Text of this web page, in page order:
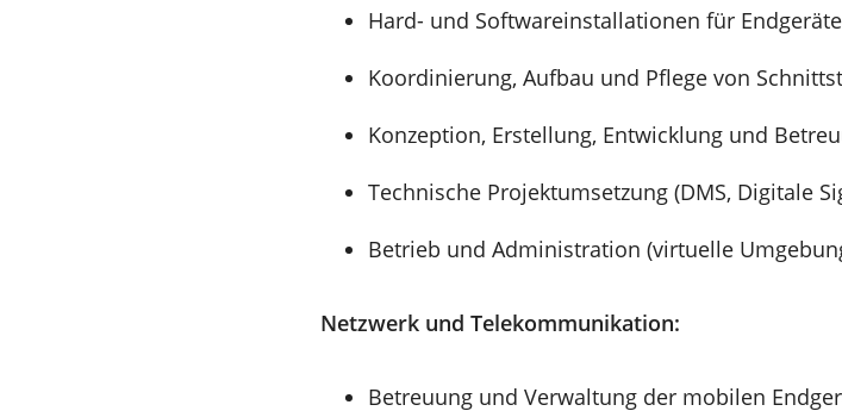
Hard- und Softwareinstallationen für
Koordinierung, Aufbau und Pflege von
Konzeption, Erstellung, Entwicklung und
Technische Projektumsetzung (DMS, Digitale
Betrieb und Administration (virtuelle
Netzwerk und Telekommunikation:
Betreuung und Verwaltung der mobilen